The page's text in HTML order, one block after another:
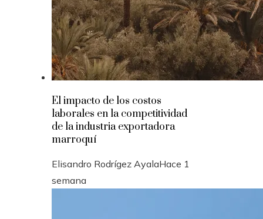
El impacto de los costos
laborales en la competitividad
de la industria exportadora
marroquí
Elisandro Rodrígez AyalaHace 1
semana